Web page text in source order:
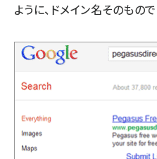
ように、ドメイン名そのもの